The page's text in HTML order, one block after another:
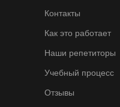
Контакты
Как это работает
Наши репетиторы
Учебный процесс
Отзывы